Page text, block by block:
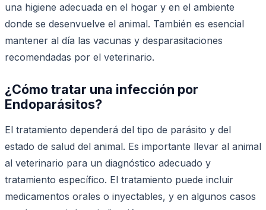
una higiene adecuada en el hogar y en el ambiente
donde se desenvuelve el animal. También es esencial
mantener al día las vacunas y desparasitaciones
recomendadas por el veterinario.
¿Cómo tratar una infección por
Endoparásitos?
El tratamiento dependerá del tipo de parásito y del
estado de salud del animal. Es importante llevar al animal
al veterinario para un diagnóstico adecuado y
tratamiento específico. El tratamiento puede incluir
medicamentos orales o inyectables, y en algunos casos